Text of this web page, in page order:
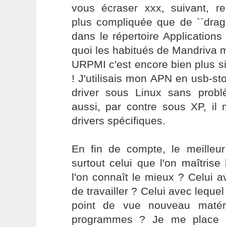
vous écraser xxx, suivant,
plus compliquée que de
dans le répertoire
quoi les habitués de Mandriva
URPMI c'est encore bien plus
! J'utilisais mon APN en usb-
driver sous Linux sans
aussi, par contre sous XP, il
drivers spécifiques.
En fin de compte, le
surtout celui que l'on
l'on connaît le mieux ? Celui
de travailler ? Celui avec
point de vue nouveau
programmes ? Je me